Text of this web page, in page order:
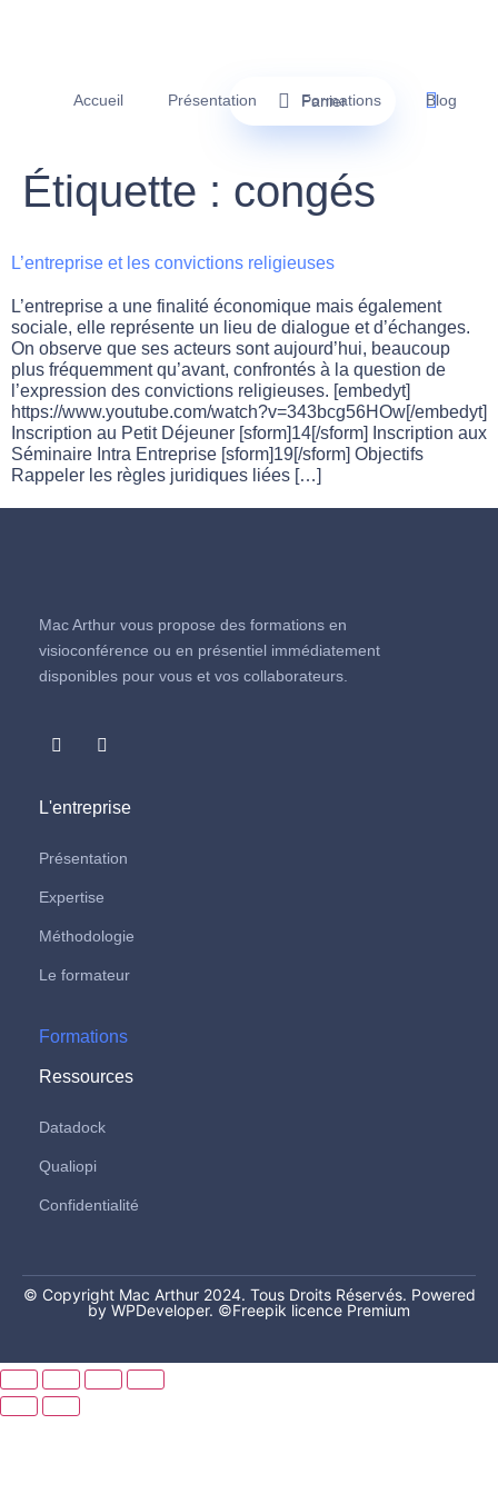
Accueil Présentation Formations Blog
Panier
Étiquette : congés
L’entreprise et les convictions religieuses
L’entreprise a une finalité économique mais également
sociale, elle représente un lieu de dialogue et d’échanges.
On observe que ses acteurs sont aujourd’hui, beaucoup
plus fréquemment qu’avant, confrontés à la question de
l’expression des convictions religieuses. [embedyt]
https://www.youtube.com/watch?v=343bcg56HOw[/embedyt]
Inscription au Petit Déjeuner [sform]14[/sform] Inscription aux
Séminaire Intra Entreprise [sform]19[/sform] Objectifs
Rappeler les règles juridiques liées […]
Mac Arthur vous propose des formations en
visioconférence ou en présentiel immédiatement
disponibles pour vous et vos collaborateurs.
L'entreprise
Présentation
Expertise
Méthodologie
Le formateur
Formations
Ressources
Datadock
Qualiopi
Confidentialité
© Copyright Mac Arthur 2024. Tous Droits Réservés. Powered
by WPDeveloper. ©Freepik licence Premium